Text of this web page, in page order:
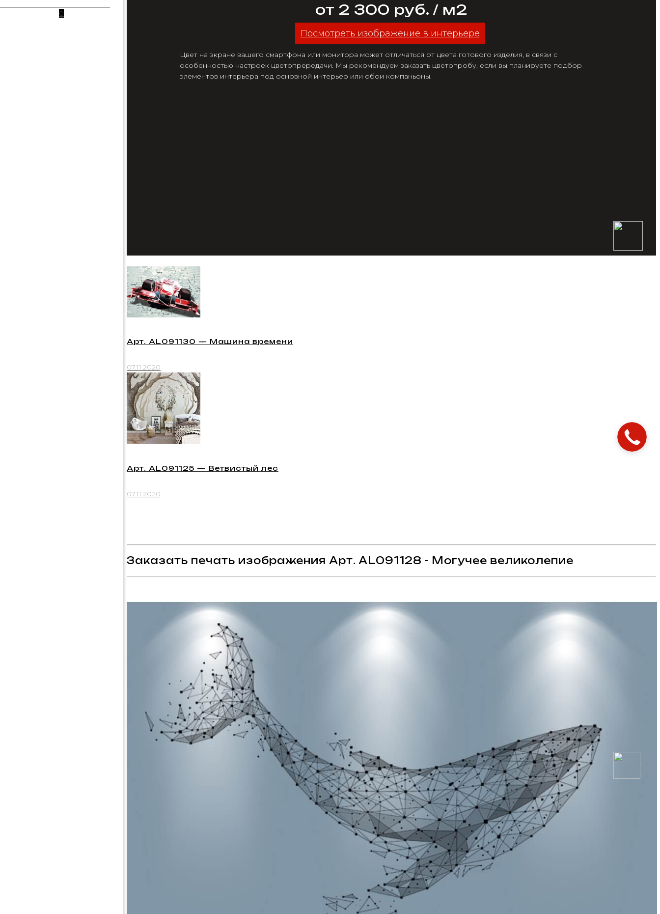
0 от 2 300 руб. / м2
Посмотреть изображение в интерьере
Цвет на экране вашего смартфона или монитора может отличаться от цвета готового изделия, в связи с
особенностью настроек цветопрередачи. Мы рекомендуем заказать цветопробу, если вы планируете подбор
элементов интерьера под основной интерьер или обои компаньоны.
Арт. AL091130 — Машина времени
07.11.2020
Арт. AL091125 — Ветвистый лес
07.11.2020
Заказать печать изображения Арт. AL091128 - Могучее великолепие